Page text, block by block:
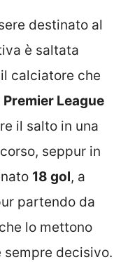
destinato al
è saltata
calciatore che
Premier League
il salto in una
seppur in
18 gol, a
partendo da
lo mettono
sempre decisivo.